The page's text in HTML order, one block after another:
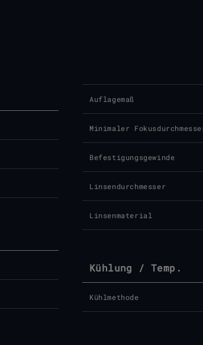
Auflagemaß
Minimaler
Befestigungsgewinde
Linsendurchmesser
Linsenmaterial
Kühlung / Temp.
Kühlmethode